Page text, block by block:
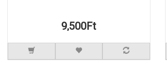
9,500Ft